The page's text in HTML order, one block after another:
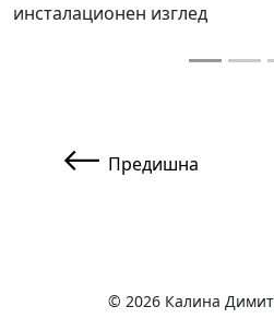
инсталационен изглед
Предишна статия:
⟵ Предишна
© 2026 Калина